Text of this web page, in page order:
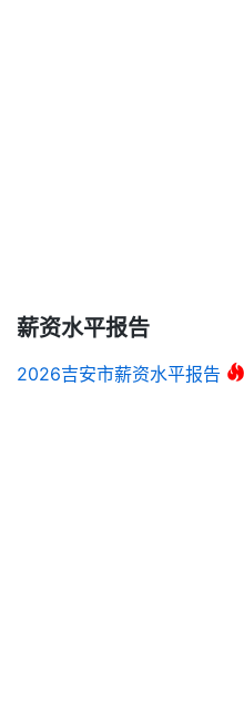
薪资水平报告
2026吉安市薪资水平报告